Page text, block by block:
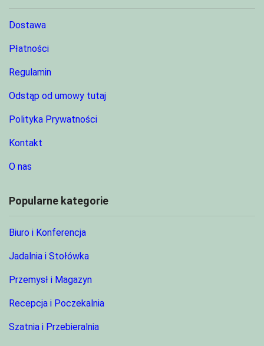
Dostawa
Płatności
Regulamin
Odstąp od umowy tutaj
Polityka Prywatności
Kontakt
O nas
Popularne kategorie
Biuro i Konferencja
Jadalnia i Stołówka
Przemysł i Magazyn
Recepcja i Poczekalnia
Szatnia i Przebieralnia